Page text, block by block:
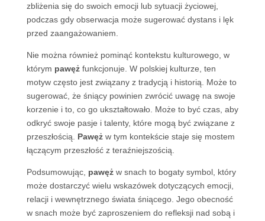
zbliżenia się do swoich emocji lub sytuacji życiowej,
podczas gdy obserwacja może sugerować dystans i lęk
przed zaangażowaniem.
Nie można również pominąć kontekstu kulturowego, w
którym pawężfunkcjonuje. W polskiej kulturze, ten
motyw często jest związany z tradycją i historią. Może to
sugerować, że śniący powinien zwrócić uwagę na swoje
korzenie i to, co go ukształtowało. Może to być czas, aby
odkryć swoje pasje i talenty, które mogą być związane z
przeszłością. Pawężw tym kontekście staje się mostem
łączącym przeszłość z teraźniejszością.
Podsumowując, pawężw snach to bogaty symbol, który
może dostarczyć wielu wskazówek dotyczących emocji,
relacji i wewnętrznego świata śniącego. Jego obecność
w snach może być zaproszeniem do refleksji nad sobą i